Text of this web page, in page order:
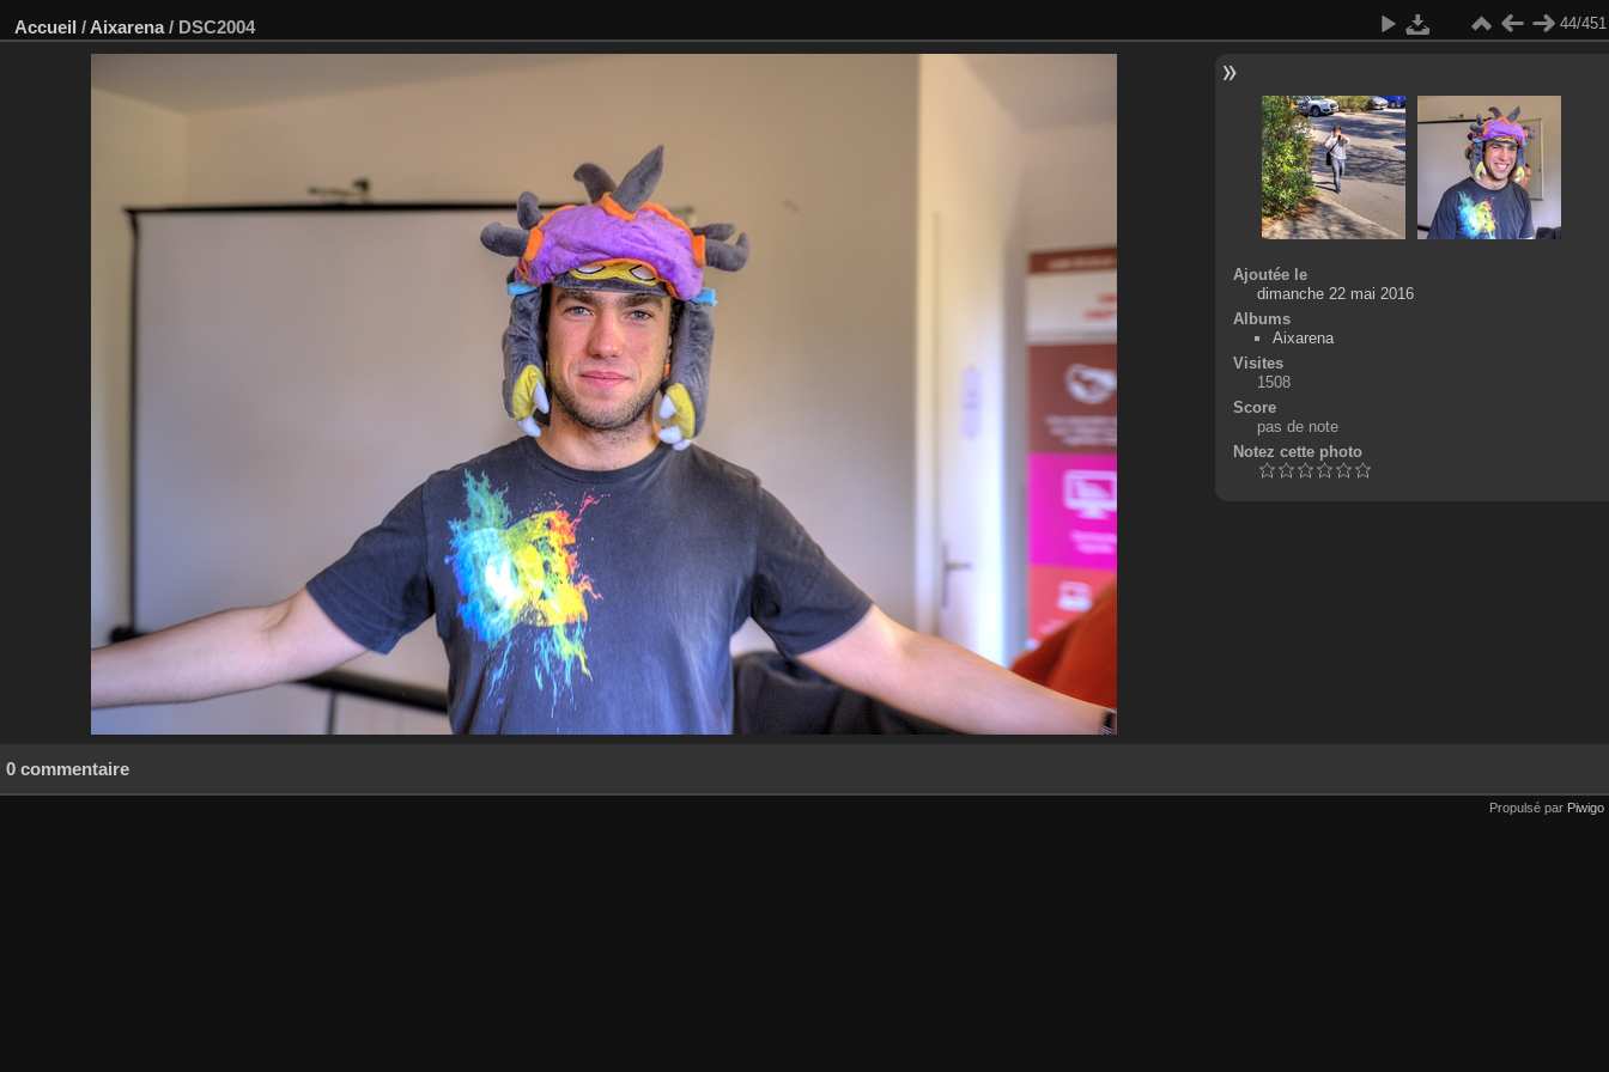
Accueil / Aixarena/ DSC2004 44/451
Ajoutée le
dimanche 22 mai 2016
Albums
Aixarena
Visites
1508
Score
pas de note
Notez cette photo
0 commentaire
Propulsé par Piwigo